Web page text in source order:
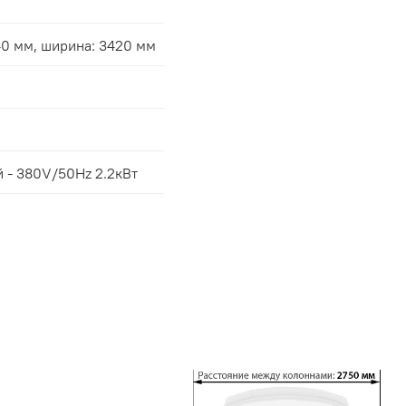
мм, ширина: 3420 мм
- 380V/50Hz 2.2кВт